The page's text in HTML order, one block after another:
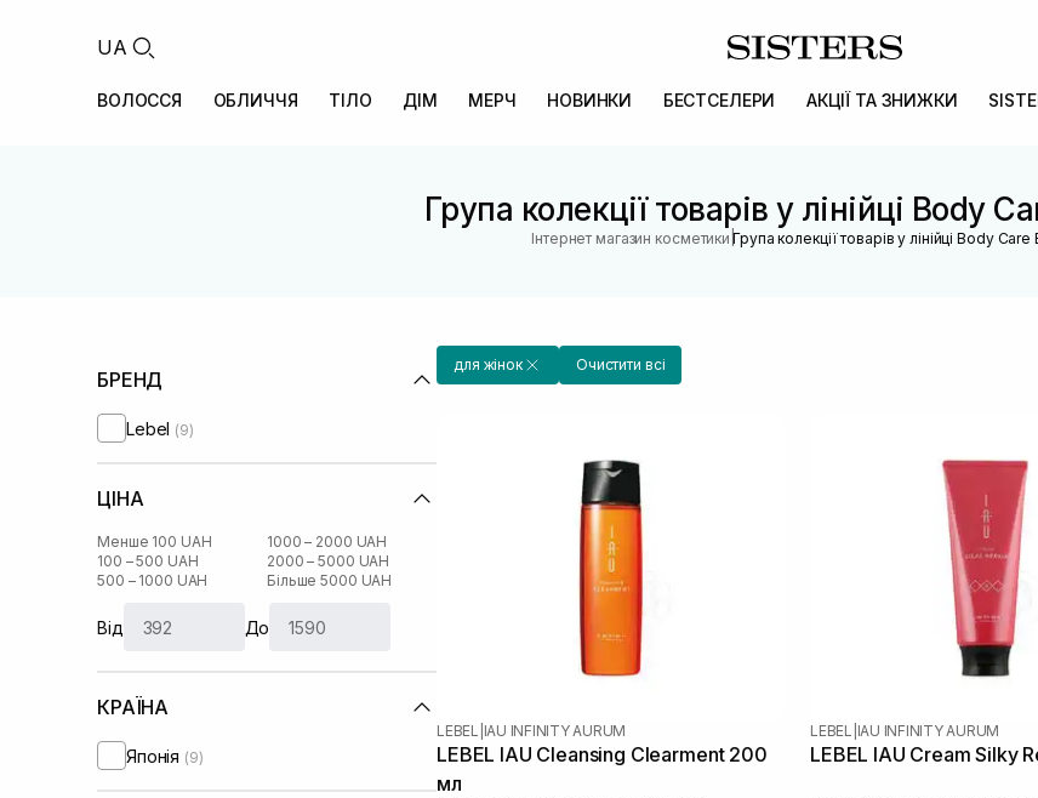
UA
ВОЛОССЯ ОБЛИЧЧЯ ТІЛО ДІМ МЕРЧ НОВИНКИ БЕСТСЕЛЕРИ АКЦІЇ ТА ЗНИЖКИ
Група колекції товарів у лінійці Body
Інтернет магазин косметики |Група колекції товарів у лінійці Body
БРЕНД
Lebel (9)
ЦІНА
Менше 100 UAH
100 – 500 UAH
500 – 1000 UAH
1000 – 2000 UAH
2000 – 5000 UAH
Більше 5000 UAH
Від До
КРАЇНА
Японія (9)
для жінок Очистити всі
LEBEL IAU INFINITY AURUM
LEBEL IAU Cleansing Clearment 200
мл
LEBEL IAU INFINITY AURUM
LEBEL IAU Cream Silky